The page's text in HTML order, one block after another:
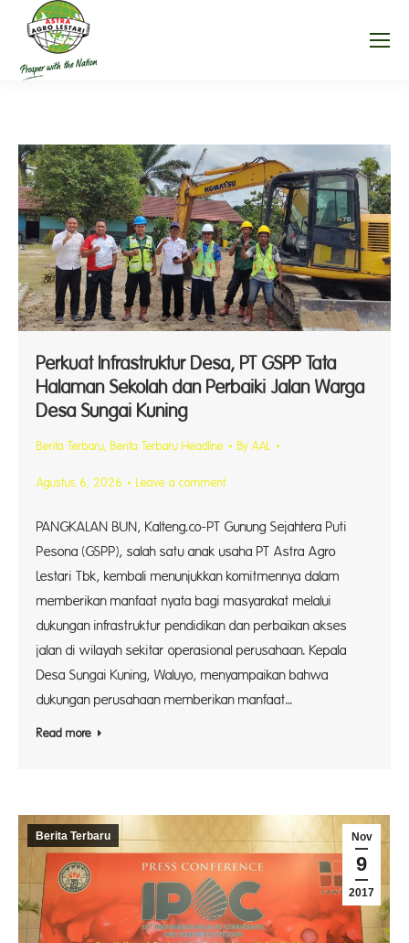
Perkuat Infrastruktur Desa, PT GSPP Tata
Halaman Sekolah dan Perbaiki Jalan Warga
Desa Sungai Kuning
Berita Terbaru, Berita Terbaru Headline By AAL
Agustus 6, 2026 Leave a comment
PANGKALAN BUN, Kalteng.co-PT Gunung Sejahtera Puti
Pesona (GSPP), salah satu anak usaha PT Astra Agro
Lestari Tbk, kembali menunjukkan komitmennya dalam
memberikan manfaat nyata bagi masyarakat melalui
dukungan infrastruktur pendidikan dan perbaikan akses
jalan di wilayah sekitar operasional perusahaan. Kepala
Desa Sungai Kuning, Waluyo, menyampaikan bahwa
dukungan perusahaan memberikan manfaat…
Read more
Nov
9
2017
Berita Terbaru